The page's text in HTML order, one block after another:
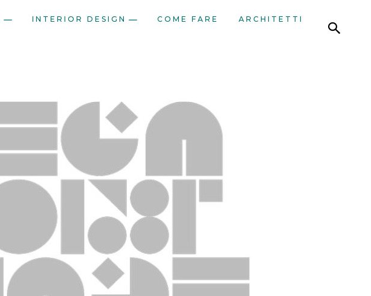
INTERIOR DESIGN COME FARE ARCHITETTI